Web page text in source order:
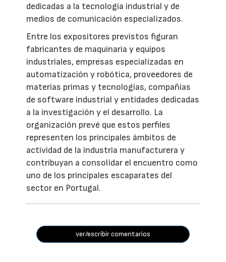
dedicadas a la tecnología industrial y de
medios de comunicación especializados.
Entre los expositores previstos figuran
fabricantes de maquinaria y equipos
industriales, empresas especializadas en
automatización y robótica, proveedores de
materias primas y tecnologías, compañías
de software industrial y entidades dedicadas
a la investigación y el desarrollo. La
organización prevé que estos perfiles
representen los principales ámbitos de
actividad de la industria manufacturera y
contribuyan a consolidar el encuentro como
uno de los principales escaparates del
sector en Portugal.
ver/escribir comentarios